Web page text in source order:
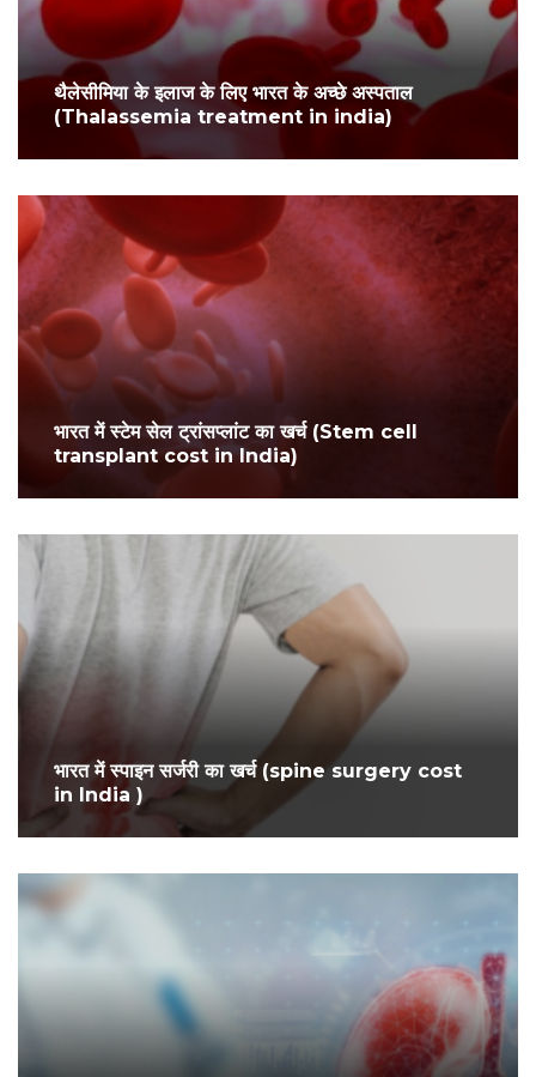
थैलेसीमिया के इलाज के लिए भारत के अच्छे अस्पताल
(Thalassemia treatment in india)
भारत में स्टेम सेल ट्रांसप्लांट का खर्च (Stem cell
transplant cost in India)
भारत में स्पाइन सर्जरी का खर्च (spine surgery cost
in India )